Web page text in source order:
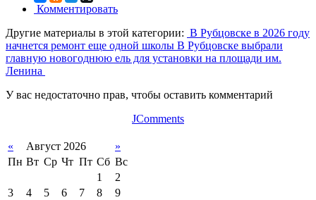
Комментировать
Другие материалы в этой категории: В Рубцовске в 2026 году
начнется ремонт еще одной школы В Рубцовске выбрали
главную новогоднюю ель для установки на площади им.
Ленина
У вас недостаточно прав, чтобы оставить комментарий
JComments
« Август 2026
»
Пн Вт Ср Чт Пт Сб Вс
1
2
3
4 5 6 7 8
9